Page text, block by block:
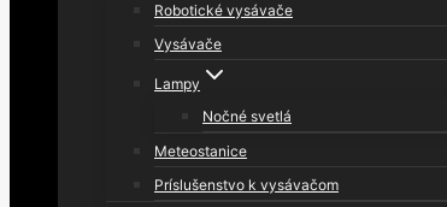
Robotické vysávače
Vysávače
Lampy
Nočné svetlá
Meteostanice
Príslušenstvo k vysávačom